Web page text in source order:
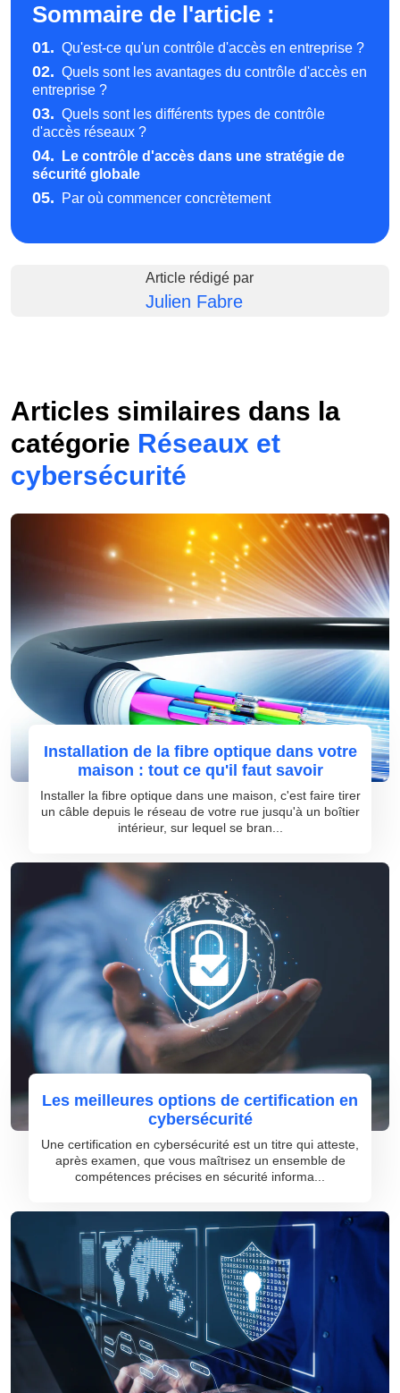
Sommaire de l'article :
01. Qu'est-ce qu'un contrôle d'accès en entreprise ?
02. Quels sont les avantages du contrôle d'accès en
entreprise ?
03. Quels sont les différents types de contrôle
d'accès réseaux ?
04.
Le contrôle d'accès dans une stratégie de
sécurité globale
05. Par où commencer concrètement
Article rédigé par
Julien Fabre
Articles similaires dans la
catégorie Réseaux et
cybersécurité
Installation de la fibre optique dans votre
maison : tout ce qu'il faut savoir
Installer la fibre optique dans une maison, c'est faire tirer
un câble depuis le réseau de votre rue jusqu'à un boîtier
intérieur, sur lequel se bran...
Les meilleures options de certification en
cybersécurité
Une certification en cybersécurité est un titre qui atteste,
après examen, que vous maîtrisez un ensemble de
compétences précises en sécurité informa...